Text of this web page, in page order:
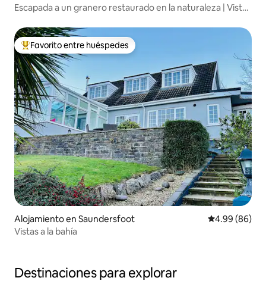
Escapada a un granero restaurado en la naturaleza | Vistas
Favorito entre huéspedes preferido
Favorito entre huéspedes
Alojamiento en Saundersfoot Calificación
4.99 (86)
Vistas a la bahía
Destinaciones para explorar